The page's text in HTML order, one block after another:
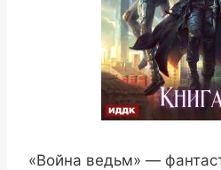
«Война ведьм» —